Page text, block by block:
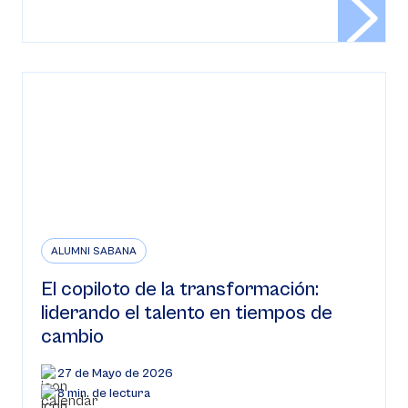
ALUMNI SABANA
El copiloto de la transformación:
liderando el talento en tiempos de
cambio
27 de Mayo de 2026
8 min. de lectura